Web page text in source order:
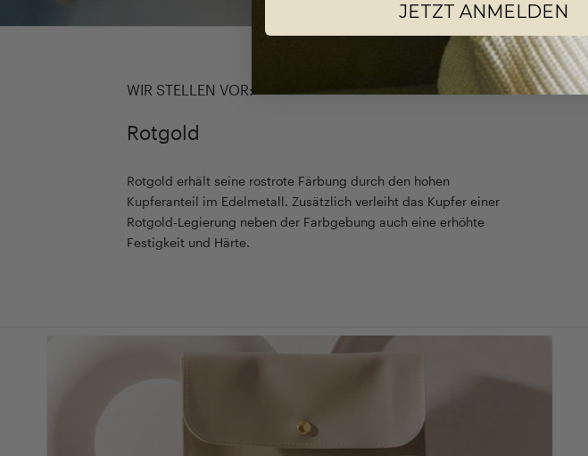
WIR STELLEN VOR:
Rotgold
Rotgold erhält seine rostrote Färbung durch den hohen
Kupferanteil im Edelmetall. Zusätzlich verleiht das Kupfer einer
Rotgold-Legierung neben der Farbgebung auch eine erhöhte
Festigkeit und Härte.
JETZT ANMELDEN